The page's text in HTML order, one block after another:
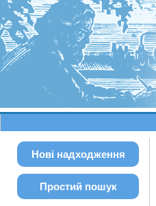
Нові надходження
Простий пошук